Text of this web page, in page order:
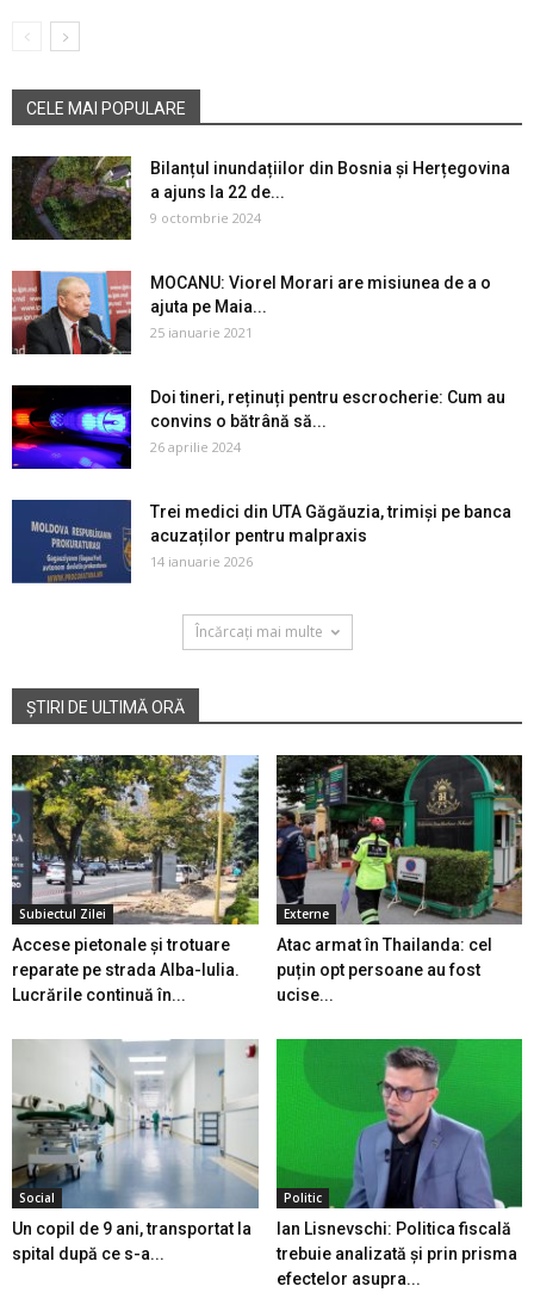
CELE MAI POPULARE
Bilanțul inundațiilor din Bosnia și Herțegovina
a ajuns la 22 de...
9 octombrie 2024
MOCANU: Viorel Morari are misiunea de a o
ajuta pe Maia...
25 ianuarie 2021
Doi tineri, reținuți pentru escrocherie: Cum au
convins o bătrână să...
26 aprilie 2024
Trei medici din UTA Găgăuzia, trimiși pe banca
acuzaților pentru malpraxis
14 ianuarie 2026
Încărcați mai multe
ȘTIRI DE ULTIMĂ ORĂ
Subiectul Zilei
Accese pietonale și trotuare
reparate pe strada Alba-Iulia.
Lucrările continuă în...
Externe
Atac armat în Thailanda: cel
puțin opt persoane au fost
ucise...
Social
Un copil de 9 ani, transportat la
spital după ce s-a...
Politic
Ian Lisnevschi: Politica fiscală
trebuie analizată și prin prisma
efectelor asupra...